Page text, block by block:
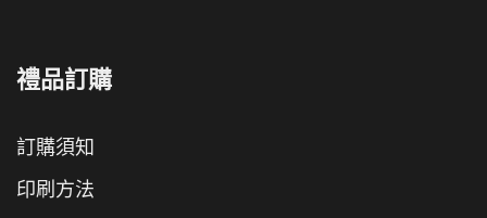
禮品訂購
訂購須知
印刷方法